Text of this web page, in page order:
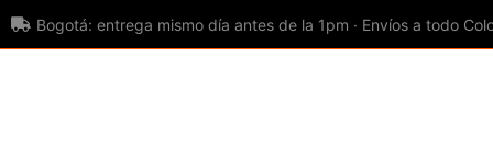
Bogotá: entrega mismo día antes de la 1pm · Envíos a todo